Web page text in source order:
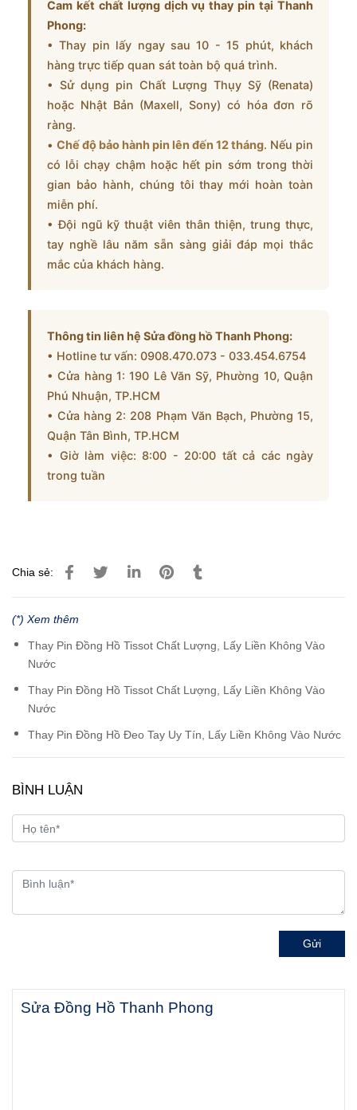
Cam kết chất lượng dịch vụ thay pin tại Thanh
Phong:
• Thay pin lấy ngay sau 10 - 15 phút, khách
hàng trực tiếp quan sát toàn bộ quá trình.
• Sử dụng pin Chất Lượng Thụy Sỹ (Renata)
hoặc Nhật Bản (Maxell, Sony) có hóa đơn rõ
ràng.
• Chế độ bảo hành pin lên đến 12 tháng. Nếu pin
có lỗi chạy chậm hoặc hết pin sớm trong thời
gian bảo hành, chúng tôi thay mới hoàn toàn
miễn phí.
• Đội ngũ kỹ thuật viên thân thiện, trung thực,
tay nghề lâu năm sẵn sàng giải đáp mọi thắc
mắc của khách hàng.
Thông tin liên hệ Sửa đồng hồ Thanh Phong:
• Hotline tư vấn: 0908.470.073 - 033.454.6754
• Cửa hàng 1: 190 Lê Văn Sỹ, Phường 10, Quận
Phú Nhuận, TP.HCM
• Cửa hàng 2: 208 Phạm Văn Bạch, Phường 15,
Quận Tân Bình, TP.HCM
• Giờ làm việc: 8:00 - 20:00 tất cả các ngày
trong tuần
Chia sẻ:
(*) Xem thêm
Thay Pin Đồng Hồ Tissot Chất Lượng, Lấy Liền Không Vào
Nước
Thay Pin Đồng Hồ Tissot Chất Lượng, Lấy Liền Không Vào
Nước
Thay Pin Đồng Hồ Đeo Tay Uy Tín, Lấy Liền Không Vào Nước
BÌNH LUẬN
Gửi
Sửa Đồng Hồ Thanh Phong